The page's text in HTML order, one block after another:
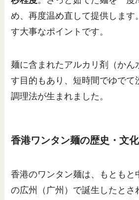
め、再度温め直して提供します
す大事なポイントです。
麺に含まれたアルカリ剤（かん
す目的もあり、短時間でゆでて
調理法が生まれました。
香港ワンタン麺の歴史・文
香港のワンタン麺は、もともと
の広州（广州）で誕生したとさ